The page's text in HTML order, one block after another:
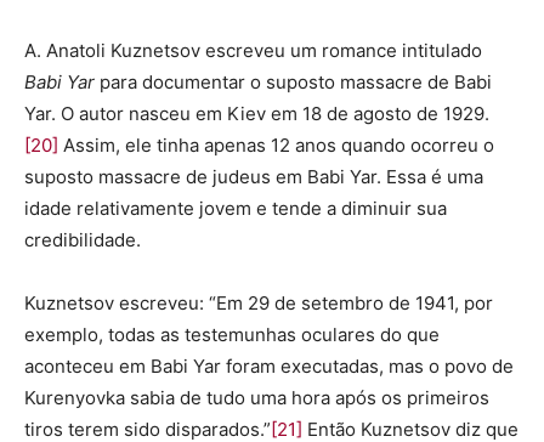
A. Anatoli Kuznetsov escreveu um romance intitulado
Babi Yar para documentar o suposto massacre de Babi
Yar. O autor nasceu em Kiev em 18 de agosto de 1929.
[20] Assim, ele tinha apenas 12 anos quando ocorreu o
suposto massacre de judeus em Babi Yar. Essa é uma
idade relativamente jovem e tende a diminuir sua
credibilidade.
Kuznetsov escreveu: “Em 29 de setembro de 1941, por
exemplo, todas as testemunhas oculares do que
aconteceu em Babi Yar foram executadas, mas o povo de
Kurenyovka sabia de tudo uma hora após os primeiros
tiros terem sido disparados.”[21] Então Kuznetsov diz que